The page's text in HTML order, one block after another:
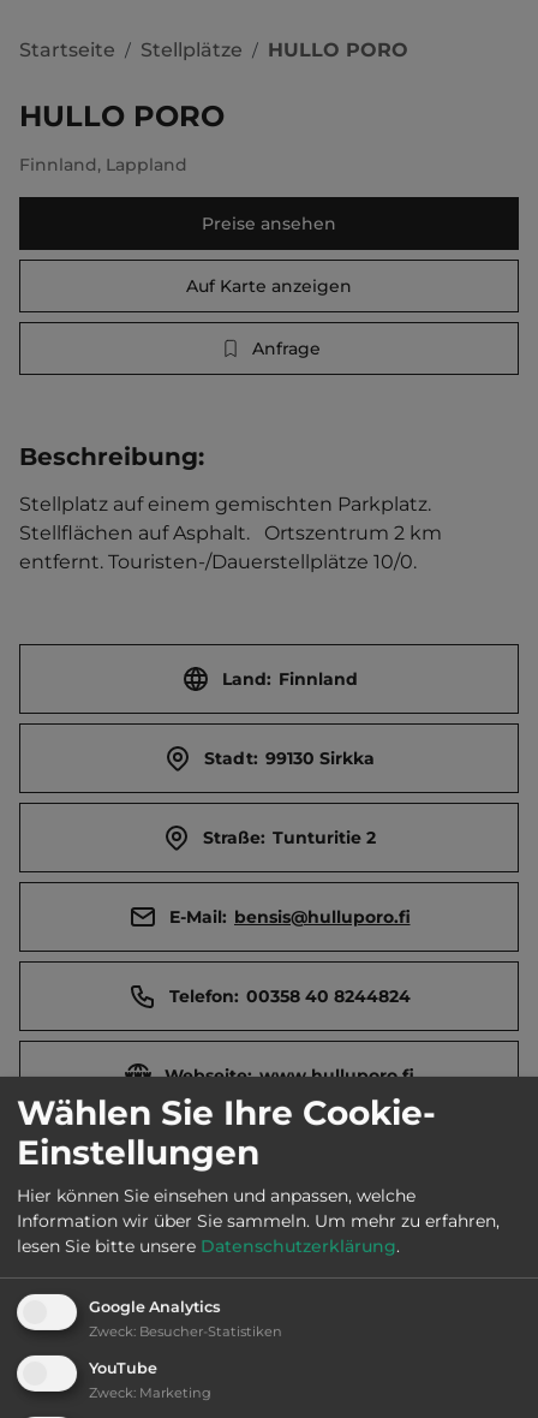
Startseite / Stellplätze / HULLO PORO
HULLO PORO
Finnland, Lappland
Preise ansehen
Auf Karte anzeigen
Anfrage
Beschreibung:
Stellplatz auf einem gemischten Parkplatz.
Stellflächen auf Asphalt.   Ortszentrum 2 km
entfernt. Touristen-/Dauerstellplätze 10/0.
Land: Finnland
Stadt: 99130 Sirkka
Straße: Tunturitie 2
E-Mail: bensis@hulluporo.fi
Telefon: 00358 40 8244824
Webseite: www.hulluporo.fi
Öffnungszeiten:
Telefon: 00358 16 6510100
Ausstattung
Wählen Sie Ihre Cookie-
Einstellungen
Hier können Sie einsehen und anpassen, welche
Information wir über Sie sammeln. Um mehr zu erfahren,
lesen Sie bitte unsere Datenschutzerklärung.
Google Analytics
Zweck: Besucher-Statistiken
YouTube
Zweck: Marketing